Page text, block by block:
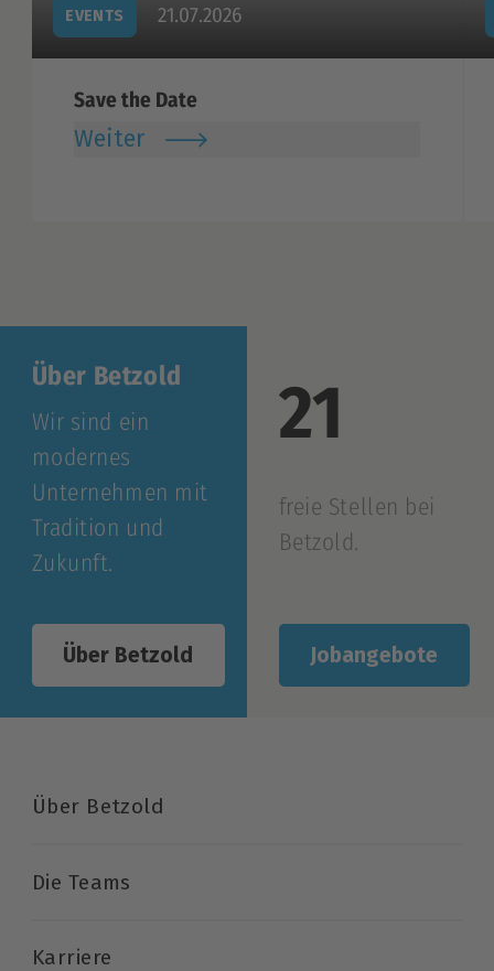
EVENTS 21.07.2026
Save the Date
Weiter
Über Betzold
Wir sind ein
modernes
Unternehmen mit
Tradition und
Zukunft.
Über Betzold
21
freie Stellen bei
Betzold.
Jobangebote
Über Betzold
Die Teams
Karriere